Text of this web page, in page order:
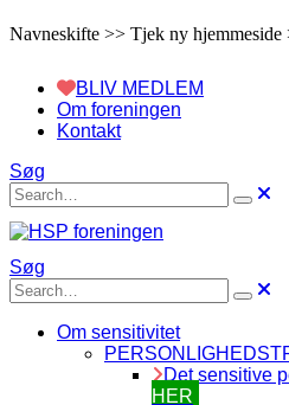
Navneskifte >> Tjek ny hjemmeside
BLIV MEDLEM
Om foreningen
Kontakt
Søg
Søg
Om sensitivitet
Det sensitive
HER